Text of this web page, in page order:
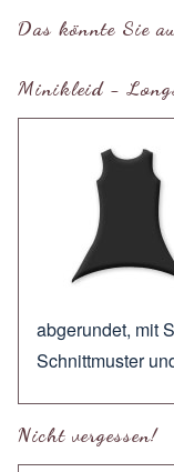
Das könnte Sie
Minikleid -
abgerundet, mit
Schnittmuster
Nicht vergessen!